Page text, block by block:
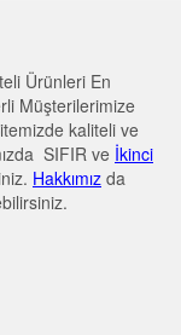
Ürünleri En
Müşterilerimize
kaliteli ve
SIFIR ve İkinci
Hakkımız da